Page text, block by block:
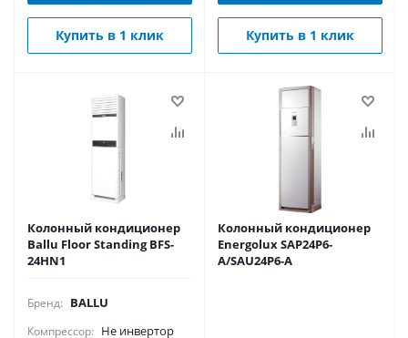
Купить в 1 клик Купить в 1 клик
Колонный кондиционер
Ballu Floor Standing BFS-
24HN1
Бренд: BALLU
Компрессор: Не инвертор
Колонный кондиционер
Energolux SAP24P6-
A/SAU24P6-A